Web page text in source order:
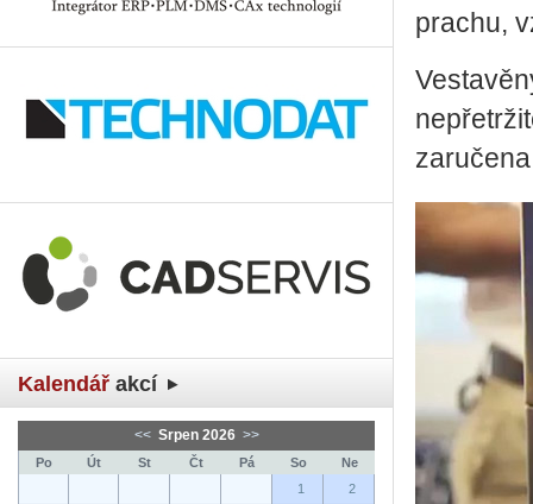
Kalendář akcí
<< Srpen 2026 >>
Po Út St Čt Pá So
Ne
1
2
prachu,